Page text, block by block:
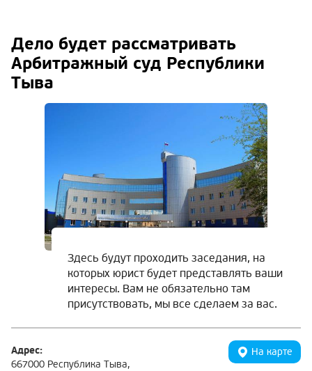
Дело будет рассматривать
Арбитражный суд Республики
Тыва
Здесь будут проходить заседания, на
которых юрист будет представлять ваши
интересы. Вам не обязательно там
присутствовать, мы все сделаем за вас.
Адрес:
667000 Республика Тыва,
На карте